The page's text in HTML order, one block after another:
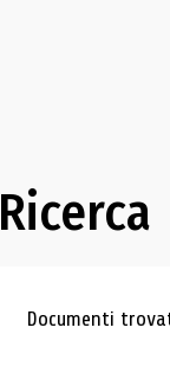
Ricerca
Documenti